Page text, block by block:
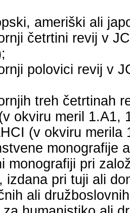
ameriški ali
četrtini revij v
polovici revij v
treh četrtinah
okviru meril 1.A1,
(v okviru merila
monografije
monografiji pri
izdana pri tuji ali
ali